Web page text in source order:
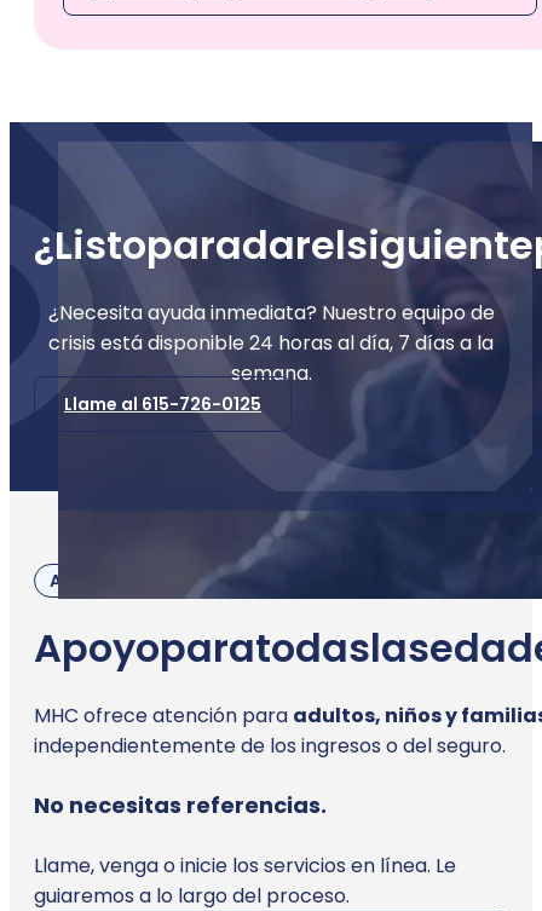
¿Listoparadarelsiguiente
¿Necesita ayuda inmediata? Nuestro equipo de
crisis está disponible 24 horas al día, 7 días a la
semana.
Llame al 615-726-0125
Apoyoparatodaslas
A quién servimos
MHC ofrece atención para adultos, niños y
independientemente de los ingresos o del seguro.
No necesitas referencias.
Llame, venga o inicie los servicios en línea. Le
guiaremos a lo largo del proceso.